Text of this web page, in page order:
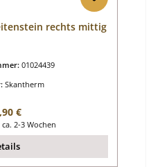
rechts mittig
01024439
Skantherm
Preis:
€
2-3 Wochen